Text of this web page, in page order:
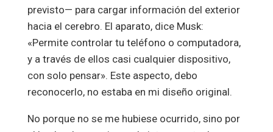
previsto— para cargar información del exterior
hacia el cerebro. El aparato, dice Musk:
«Permite controlar tu teléfono o computadora,
y a través de ellos casi cualquier dispositivo,
con solo pensar». Este aspecto, debo
reconocerlo, no estaba en mi diseño original.
No porque no se me hubiese ocurrido, sino por